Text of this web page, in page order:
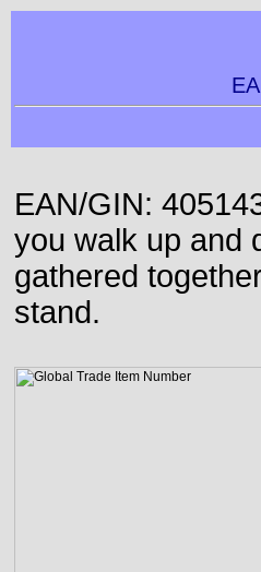
EAN/GIN:
you walk up and
gathered
stand.